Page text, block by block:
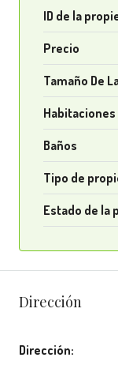
ID de la
Precio
Tamaño De
Habitaciones
Baños
Tipo de
Estado de la
Dirección
Dirección: